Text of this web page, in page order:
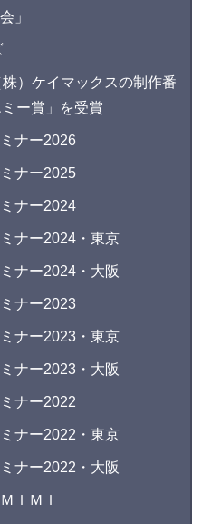
」
）ケイマックスの制作番
ー賞」を受賞
ナー2026
ナー2025
ナー2024
ナー2024・東京
ナー2024・大阪
ナー2023
ナー2023・東京
ナー2023・大阪
ナー2022
ナー2022・東京
ナー2022・大阪
ＩＭＩ